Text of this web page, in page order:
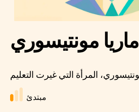
ماريا مونتيسوري
مبتدئ